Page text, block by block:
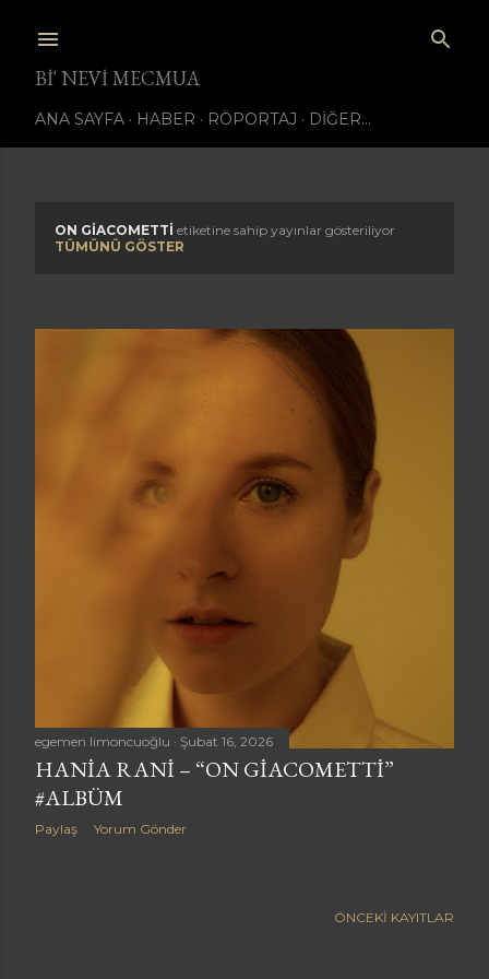
BI' NEVI MECMUA
ANA SAYFA HABER RÖPORTAJ DIĞER…
K
y
a
ON GIACOMETTI etiketine sahip yayınlar gösteriliyor
TÜMÜNÜ GÖSTER
egemen limoncuoğlu Şubat 16, 2026
HANIA RANI – “ON GIACOMETTI”
#ALBÜM
Paylaş Yorum Gönder
ÖNCEKI KAYITLAR